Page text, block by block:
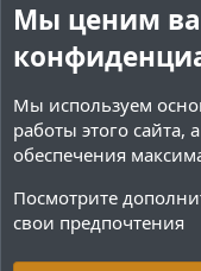
Мы ценим
Мы используем
работы этого сайта,
обеспечения
Посмотрите
свои предпочтения